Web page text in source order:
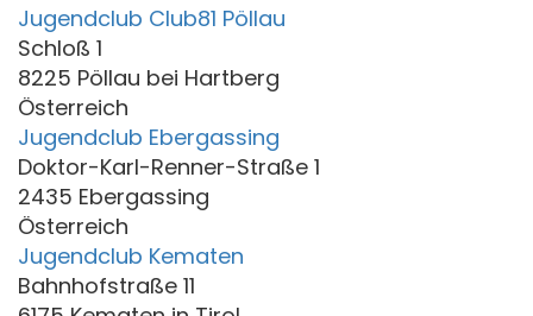
Jugendclub Club81 Pöllau
Schloß 1
8225 Pöllau bei Hartberg
Österreich
Jugendclub Ebergassing
Doktor-Karl-Renner-Straße 1
2435 Ebergassing
Österreich
Jugendclub Kematen
Bahnhofstraße 11